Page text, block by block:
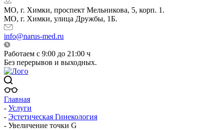
МО, г. Химки, проспект Мельникова, 5, корп. 1.
МО, г. Химки, улица Дружбы, 1Б.
info@narus-med.ru
Работаем с 9:00 до 21:00 ч
Без перерывов и выходных.
Главная
- Услуги
- Эстетическая Гинекология
- Увеличение точки G